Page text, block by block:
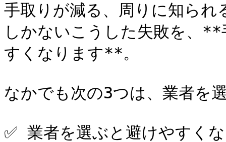
手取りが減る、周りに知ら
しかないこうした失敗を、
すくなります**。
なかでも次の3つは、業者を
✅ 業者を選ぶと避けやすく